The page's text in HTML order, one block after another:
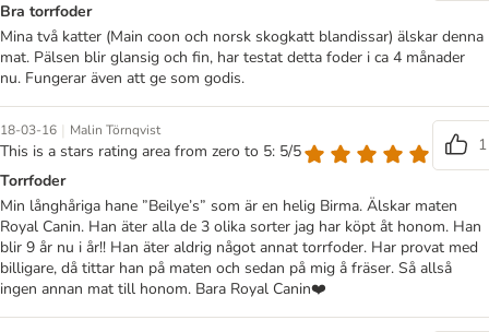
Bra torrfoder
Mina två katter (Main coon och norsk skogkatt blandissar) älskar denna
mat. Pälsen blir glansig och fin, har testat detta foder i ca 4 månader
nu. Fungerar även att ge som godis.
18-03-16 | Malin Törnqvist
This is a stars rating area from zero to 5: 5/5
1
Torrfoder
Min långhåriga hane ”Beilye’s” som är en helig Birma. Älskar maten
Royal Canin. Han äter alla de 3 olika sorter jag har köpt åt honom. Han
blir 9 år nu i år!! Han äter aldrig något annat torrfoder. Har provat med
billigare, då tittar han på maten och sedan på mig å fräser. Så allså
ingen annan mat till honom. Bara Royal Canin❤️